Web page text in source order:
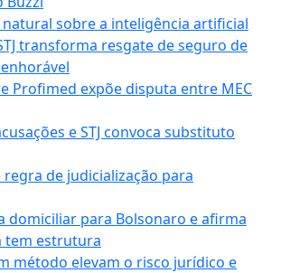
sobre a inteligência artificial
transforma resgate de seguro de
Profimed expõe disputa entre MEC
e STJ convoca substituto
regra de judicialização para
domiciliar para Bolsonaro e afirma
tem estrutura
método elevam o risco jurídico e